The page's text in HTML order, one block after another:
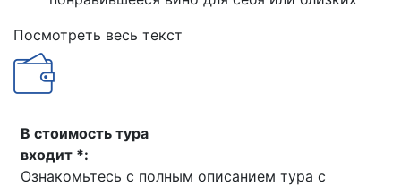
Посмотреть весь текст
В стоимость тура
входит *:
Ознакомьтесь с полным описанием тура с